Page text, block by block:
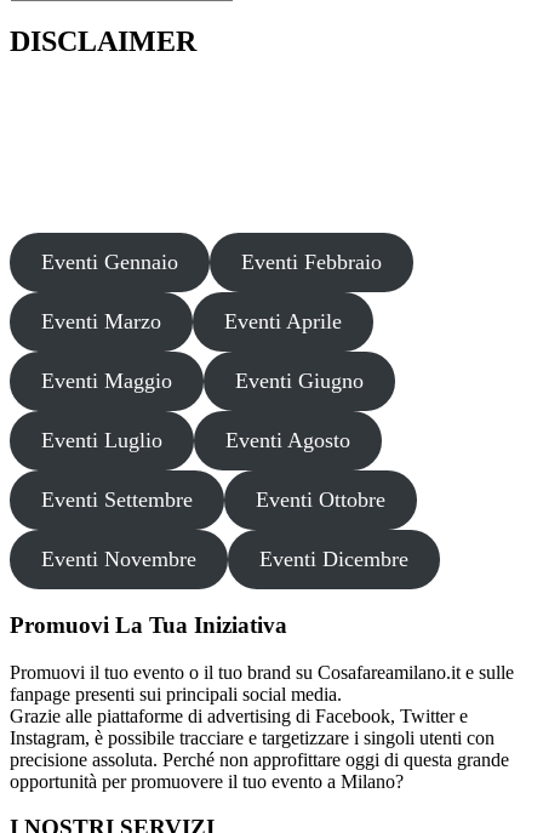
for:
DISCLAIMER
Eventi Gennaio Eventi Febbraio
Eventi Marzo Eventi Aprile
Eventi Maggio Eventi Giugno
Eventi Luglio Eventi Agosto
Eventi Settembre Eventi Ottobre
Eventi Novembre Eventi Dicembre
Promuovi La Tua Iniziativa
Promuovi il tuo evento o il tuo brand su Cosafareamilano.it e sulle
fanpage presenti sui principali social media.
Grazie alle piattaforme di advertising di Facebook, Twitter e
Instagram, è possibile tracciare e targetizzare i singoli utenti con
precisione assoluta. Perché non approfittare oggi di questa grande
opportunità per promuovere il tuo evento a Milano?
I NOSTRI SERVIZI